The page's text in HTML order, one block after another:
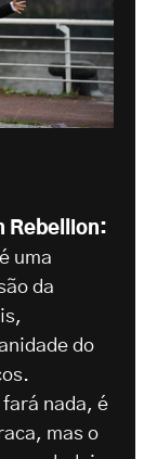
Rebellion:
uma
da
do
fará nada, é
mas o